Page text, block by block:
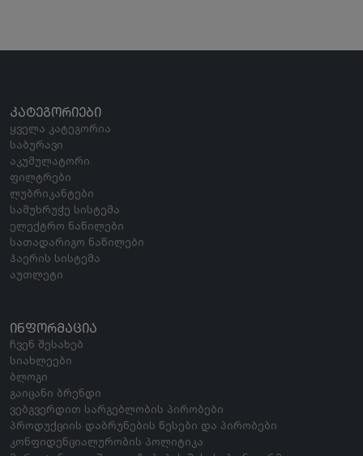
ᲙᲐᲢᲔᲒᲝᲠᲘᲔᲑᲘ
ყველა კატეგორია
საბურავი
აკუმულატორი
ფილტრები
ლუბრიკანტები
სამუხრუჭე სისტემა
ელექტრო ნაწილები
სათადარიგო ნაწილები
ჰაერის სისტემა
აუთლეტი
ᲘᲜᲤᲝᲠᲛᲐᲪᲘᲐ
ჩვენ შესახებ
სიახლეები
ბლოგი
გაიცანი ბრენდი
ვებგვერდით სარგებლობის პირობები
პროდუქციის დაბრუნების წესები და პირობები
კონფიდენციალურობის პოლიტიკა